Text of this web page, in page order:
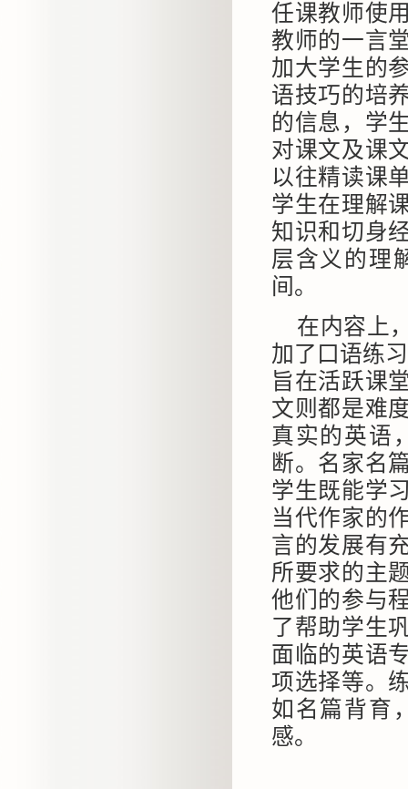
任课教师使
教师的一言
加大学生的
语技巧的培
的信息，学
对课文及课
以往精读课
学生在理解
知识和切身
层含义的理
间。
在内容上
加了口语练
旨在活跃课
文则都是难
真实的英语
断。名家名
学生既能学
当代作家的
言的发展有
所要求的主
他们的参与
了帮助学生
面临的英语
项选择等。
如名篇背育
感。